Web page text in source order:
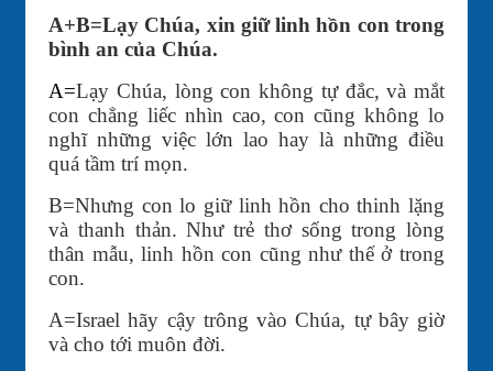
A+B=Lạy Chúa, xin giữ linh hồn con trong
bình an của Chúa.
A=Lạy Chúa, lòng con không tự đắc, và mắt
con chẳng liếc nhìn cao, con cũng không lo
nghĩ những việc lớn lao hay là những điều
quá tầm trí mọn.
B=Nhưng con lo giữ linh hồn cho thinh lặng
và thanh thản. Như trẻ thơ sống trong lòng
thân mẫu, linh hồn con cũng như thế ở trong
con.
A=Israel hãy cậy trông vào Chúa, tự bây giờ
và cho tới muôn đời.